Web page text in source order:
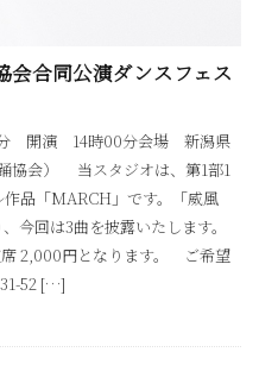
会合同公演ダンスフェス
開演 14時00分会場 新潟県
協会） 当スタジオは、第1部1
品「MARCH」です。「威風
今回は3曲を披露いたします。
2,000円となります。 ご希望
52 […]